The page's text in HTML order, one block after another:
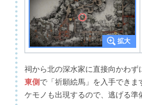
祠から北の深水家に直接向かわず
東側で「祈願絵馬」を入手でき
ケモノも出現するので、逃げる準